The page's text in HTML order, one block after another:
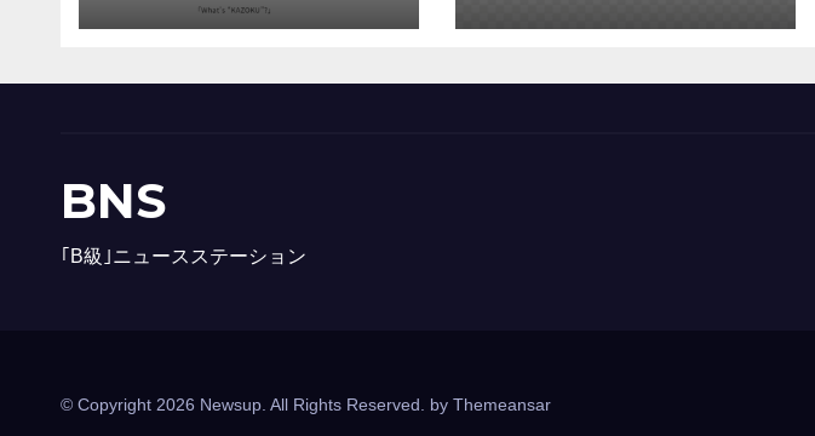
BNS
｢B級｣ニュースステーション
© Copyright 2026 Newsup. All Rights Reserved. by Themeansar